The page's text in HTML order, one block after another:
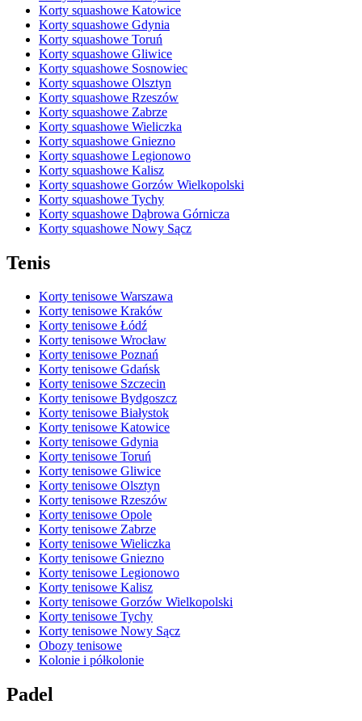
Korty squashowe Katowice
Korty squashowe Gdynia
Korty squashowe Toruń
Korty squashowe Gliwice
Korty squashowe Sosnowiec
Korty squashowe Olsztyn
Korty squashowe Rzeszów
Korty squashowe Zabrze
Korty squashowe Wieliczka
Korty squashowe Gniezno
Korty squashowe Legionowo
Korty squashowe Kalisz
Korty squashowe Gorzów Wielkopolski
Korty squashowe Tychy
Korty squashowe Dąbrowa Górnicza
Korty squashowe Nowy Sącz
Tenis
Korty tenisowe Warszawa
Korty tenisowe Kraków
Korty tenisowe Łódź
Korty tenisowe Wrocław
Korty tenisowe Poznań
Korty tenisowe Gdańsk
Korty tenisowe Szczecin
Korty tenisowe Bydgoszcz
Korty tenisowe Białystok
Korty tenisowe Katowice
Korty tenisowe Gdynia
Korty tenisowe Toruń
Korty tenisowe Gliwice
Korty tenisowe Olsztyn
Korty tenisowe Rzeszów
Korty tenisowe Opole
Korty tenisowe Zabrze
Korty tenisowe Wieliczka
Korty tenisowe Gniezno
Korty tenisowe Legionowo
Korty tenisowe Kalisz
Korty tenisowe Gorzów Wielkopolski
Korty tenisowe Tychy
Korty tenisowe Nowy Sącz
Obozy tenisowe
Kolonie i półkolonie
Padel